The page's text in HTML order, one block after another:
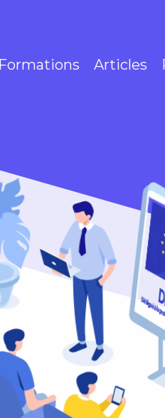
Formations Articles